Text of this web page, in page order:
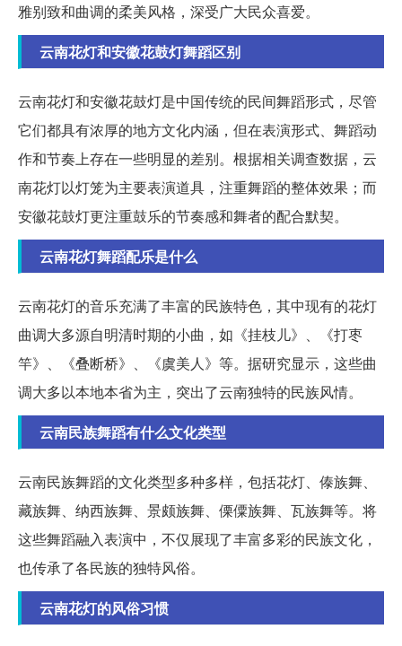
雅别致和曲调的柔美风格，深受广大民众喜爱。
云南花灯和安徽花鼓灯舞蹈区别
云南花灯和安徽花鼓灯是中国传统的民间舞蹈形式，尽管
它们都具有浓厚的地方文化内涵，但在表演形式、舞蹈动
作和节奏上存在一些明显的差别。根据相关调查数据，云
南花灯以灯笼为主要表演道具，注重舞蹈的整体效果；而
安徽花鼓灯更注重鼓乐的节奏感和舞者的配合默契。
云南花灯舞蹈配乐是什么
云南花灯的音乐充满了丰富的民族特色，其中现有的花灯
曲调大多源自明清时期的小曲，如《挂枝儿》、《打枣
竿》、《叠断桥》、《虞美人》等。据研究显示，这些曲
调大多以本地本省为主，突出了云南独特的民族风情。
云南民族舞蹈有什么文化类型
云南民族舞蹈的文化类型多种多样，包括花灯、傣族舞、
藏族舞、纳西族舞、景颇族舞、傈僳族舞、瓦族舞等。将
这些舞蹈融入表演中，不仅展现了丰富多彩的民族文化，
也传承了各民族的独特风俗。
云南花灯的风俗习惯